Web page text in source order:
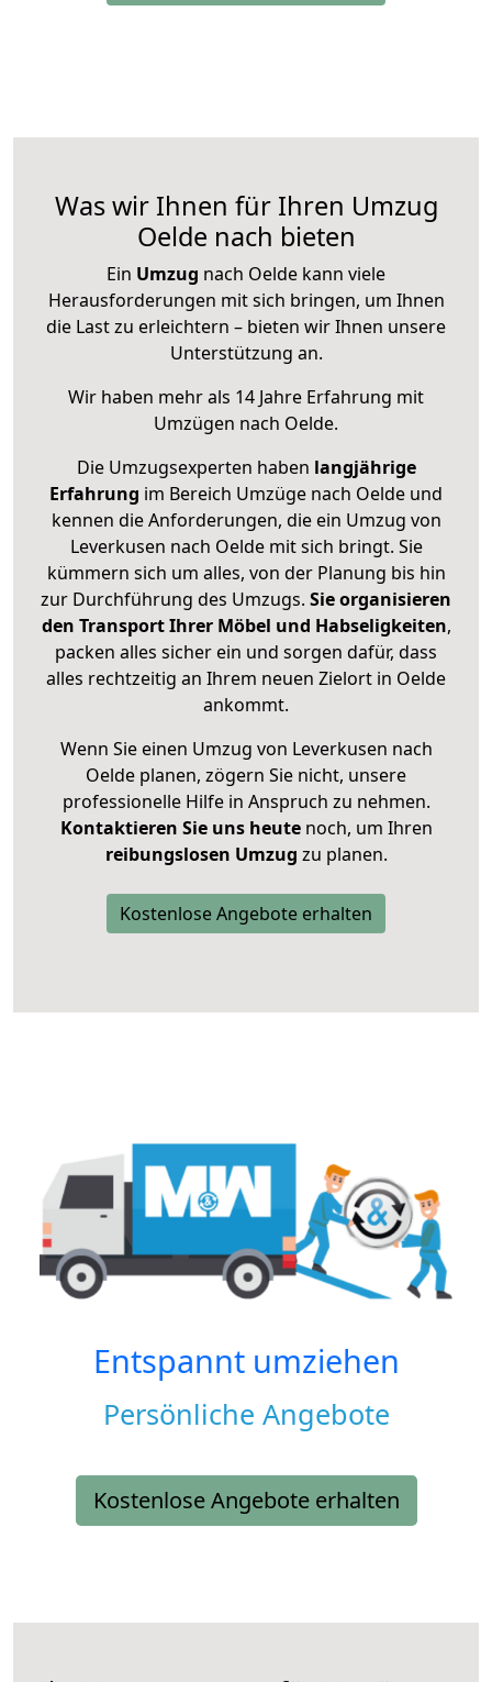
Was wir Ihnen für Ihren Umzug
Oelde nach bieten
Ein Umzug nach Oelde kann viele
Herausforderungen mit sich bringen, um Ihnen
die Last zu erleichtern – bieten wir Ihnen unsere
Unterstützung an.
Wir haben mehr als 14 Jahre Erfahrung mit
Umzügen nach Oelde.
Die Umzugsexperten haben langjährige
Erfahrung im Bereich Umzüge nach Oelde und
kennen die Anforderungen, die ein Umzug von
Leverkusen nach Oelde mit sich bringt. Sie
kümmern sich um alles, von der Planung bis hin
zur Durchführung des Umzugs. Sie organisieren
den Transport Ihrer Möbel und Habseligkeiten,
packen alles sicher ein und sorgen dafür, dass
alles rechtzeitig an Ihrem neuen Zielort in Oelde
ankommt.
Wenn Sie einen Umzug von Leverkusen nach
Oelde planen, zögern Sie nicht, unsere
professionelle Hilfe in Anspruch zu nehmen.
Kontaktieren Sie uns heutenoch, um Ihren
reibungslosen Umzug zu planen.
Kostenlose Angebote erhalten
Entspannt umziehen
Persönliche Angebote
Kostenlose Angebote erhalten